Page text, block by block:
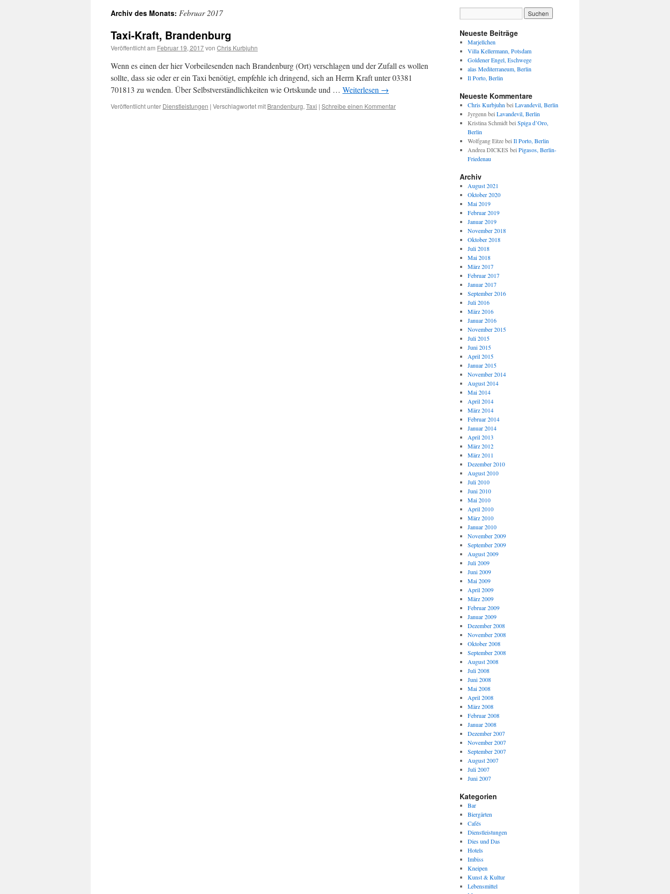
Archiv des Monats: Februar 2017
Taxi-Kraft, Brandenburg
Veröffentlicht am Februar 19, 2017von Chris Kurbjuhn
Wenn es einen der hier Vorbeilesenden nach Brandenburg (Ort) verschlagen und der Zufall es wollen
sollte, dass sie oder er ein Taxi benötigt, empfehle ich dringend, sich an Herrn Kraft unter 03381
701813 zu wenden. Über Selbstverständlichkeiten wie Ortskunde und … Weiterlesen →
Veröffentlicht unter Dienstleistungen | Verschlagwortet mit Brandenburg, Taxi | Schreibe einen Kommentar
Neueste Beiträge
Marjellchen
Villa Kellermann, Potsdam
Goldener Engel, Eschwege
alas Mediterraneum, Berlin
Il Porto, Berlin
Neueste Kommentare
Chris Kurbjuhn bei Lavandevil, Berlin
Jyrgenn bei Lavandevil, Berlin
Kristina Schmidtbei Spiga d’Oro,
Berlin
Wolfgang Eitzebei Il Porto, Berlin
Andrea DICKES bei Pigasos, Berlin-
Friedenau
Archiv
August 2021
Oktober 2020
Mai 2019
Februar 2019
Januar 2019
November 2018
Oktober 2018
Juli 2018
Mai 2018
März 2017
Februar 2017
Januar 2017
September 2016
Juli 2016
März 2016
Januar 2016
November 2015
Juli 2015
Juni 2015
April 2015
Januar 2015
November 2014
August 2014
Mai 2014
April 2014
März 2014
Februar 2014
Januar 2014
April 2013
März 2012
März 2011
Dezember 2010
August 2010
Juli 2010
Juni 2010
Mai 2010
April 2010
März 2010
Januar 2010
November 2009
September 2009
August 2009
Juli 2009
Juni 2009
Mai 2009
April 2009
März 2009
Februar 2009
Januar 2009
Dezember 2008
November 2008
Oktober 2008
September 2008
August 2008
Juli 2008
Juni 2008
Mai 2008
April 2008
März 2008
Februar 2008
Januar 2008
Dezember 2007
November 2007
September 2007
August 2007
Juli 2007
Juni 2007
Kategorien
Bar
Biergärten
Cafés
Dienstleistungen
Dies und Das
Hotels
Imbiss
Kneipen
Kunst & Kultur
Lebensmittel